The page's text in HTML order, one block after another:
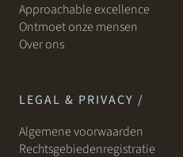
Approachable excellence
Ontmoet onze mensen
Over ons
LEGAL & PRIVACY /
Algemene voorwaarden
Rechtsgebiedenregistratie